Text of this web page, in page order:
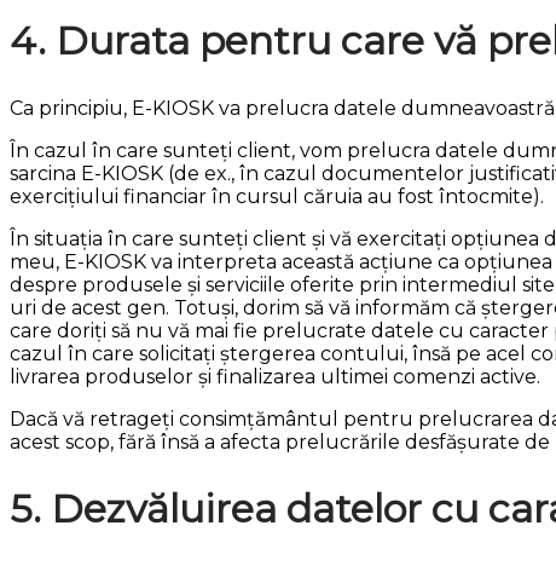
4. Durata pentru care vă
Ca principiu, E-KIOSK va prelucra datele
În cazul în care sunteți client, vom prelucra datele
sarcina E-KIOSK (de ex., în cazul documentelor
exercițiului financiar în cursul căruia au fost întocmite).
În situația în care sunteți client și vă exercitați
meu, E-KIOSK va interpreta această acțiune ca
despre produsele și serviciile oferite prin intermediul
uri de acest gen. Totuși, dorim să vă informăm că
care doriți să nu vă mai fie prelucrate datele cu
cazul în care solicitați ștergerea contului, însă pe acel
livrarea produselor și finalizarea ultimei comenzi active.
Dacă vă retrageți consimțământul pentru prelucrarea
acest scop, fără însă a afecta prelucrările desfășurate
5. Dezvăluirea datelor cu